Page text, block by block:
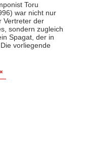
Toru
war nicht nur
Vertreter der
sondern zugleich
Spagat, der in
vorliegende